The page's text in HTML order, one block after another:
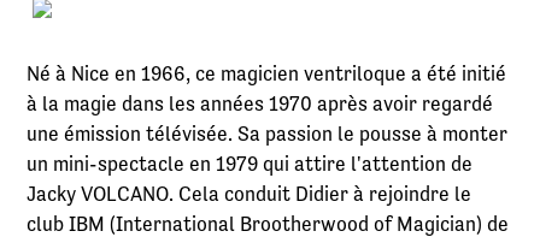
Né à Nice en 1966, ce magicien ventriloque a été initié
à la magie dans les années 1970 après avoir regardé
une émission télévisée. Sa passion le pousse à monter
un mini-spectacle en 1979 qui attire l'attention de
Jacky VOLCANO. Cela conduit Didier à rejoindre le
club IBM (International Brootherwood of Magician) de